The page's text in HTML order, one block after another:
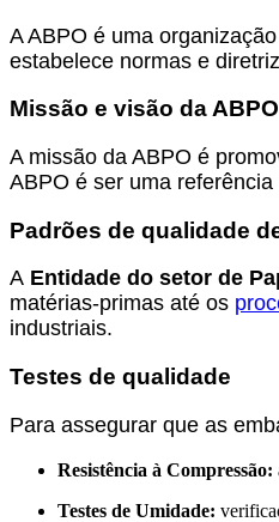
A ABPO é uma
estabelece normas e
Missão e visão da ABPO
A missão da ABPO é
ABPO é ser uma
Padrões de qualidade
A Entidade do setor de
matérias-primas até os
industriais.
Testes de qualidade
Para assegurar que as
Resistência à Compressão:
Testes de Umidade: